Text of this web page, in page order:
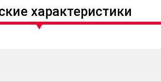
характеристики